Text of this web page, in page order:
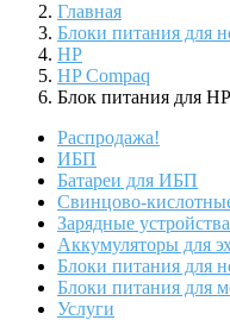
Главная
Блоки питания для
HP
HP Compaq
Блок питания для
Распродажа!
ИБП
Батареи для ИБП
Свинцово-
Зарядные устройства
Аккумуляторы для
Блоки питания для
Блоки питания для
Услуги